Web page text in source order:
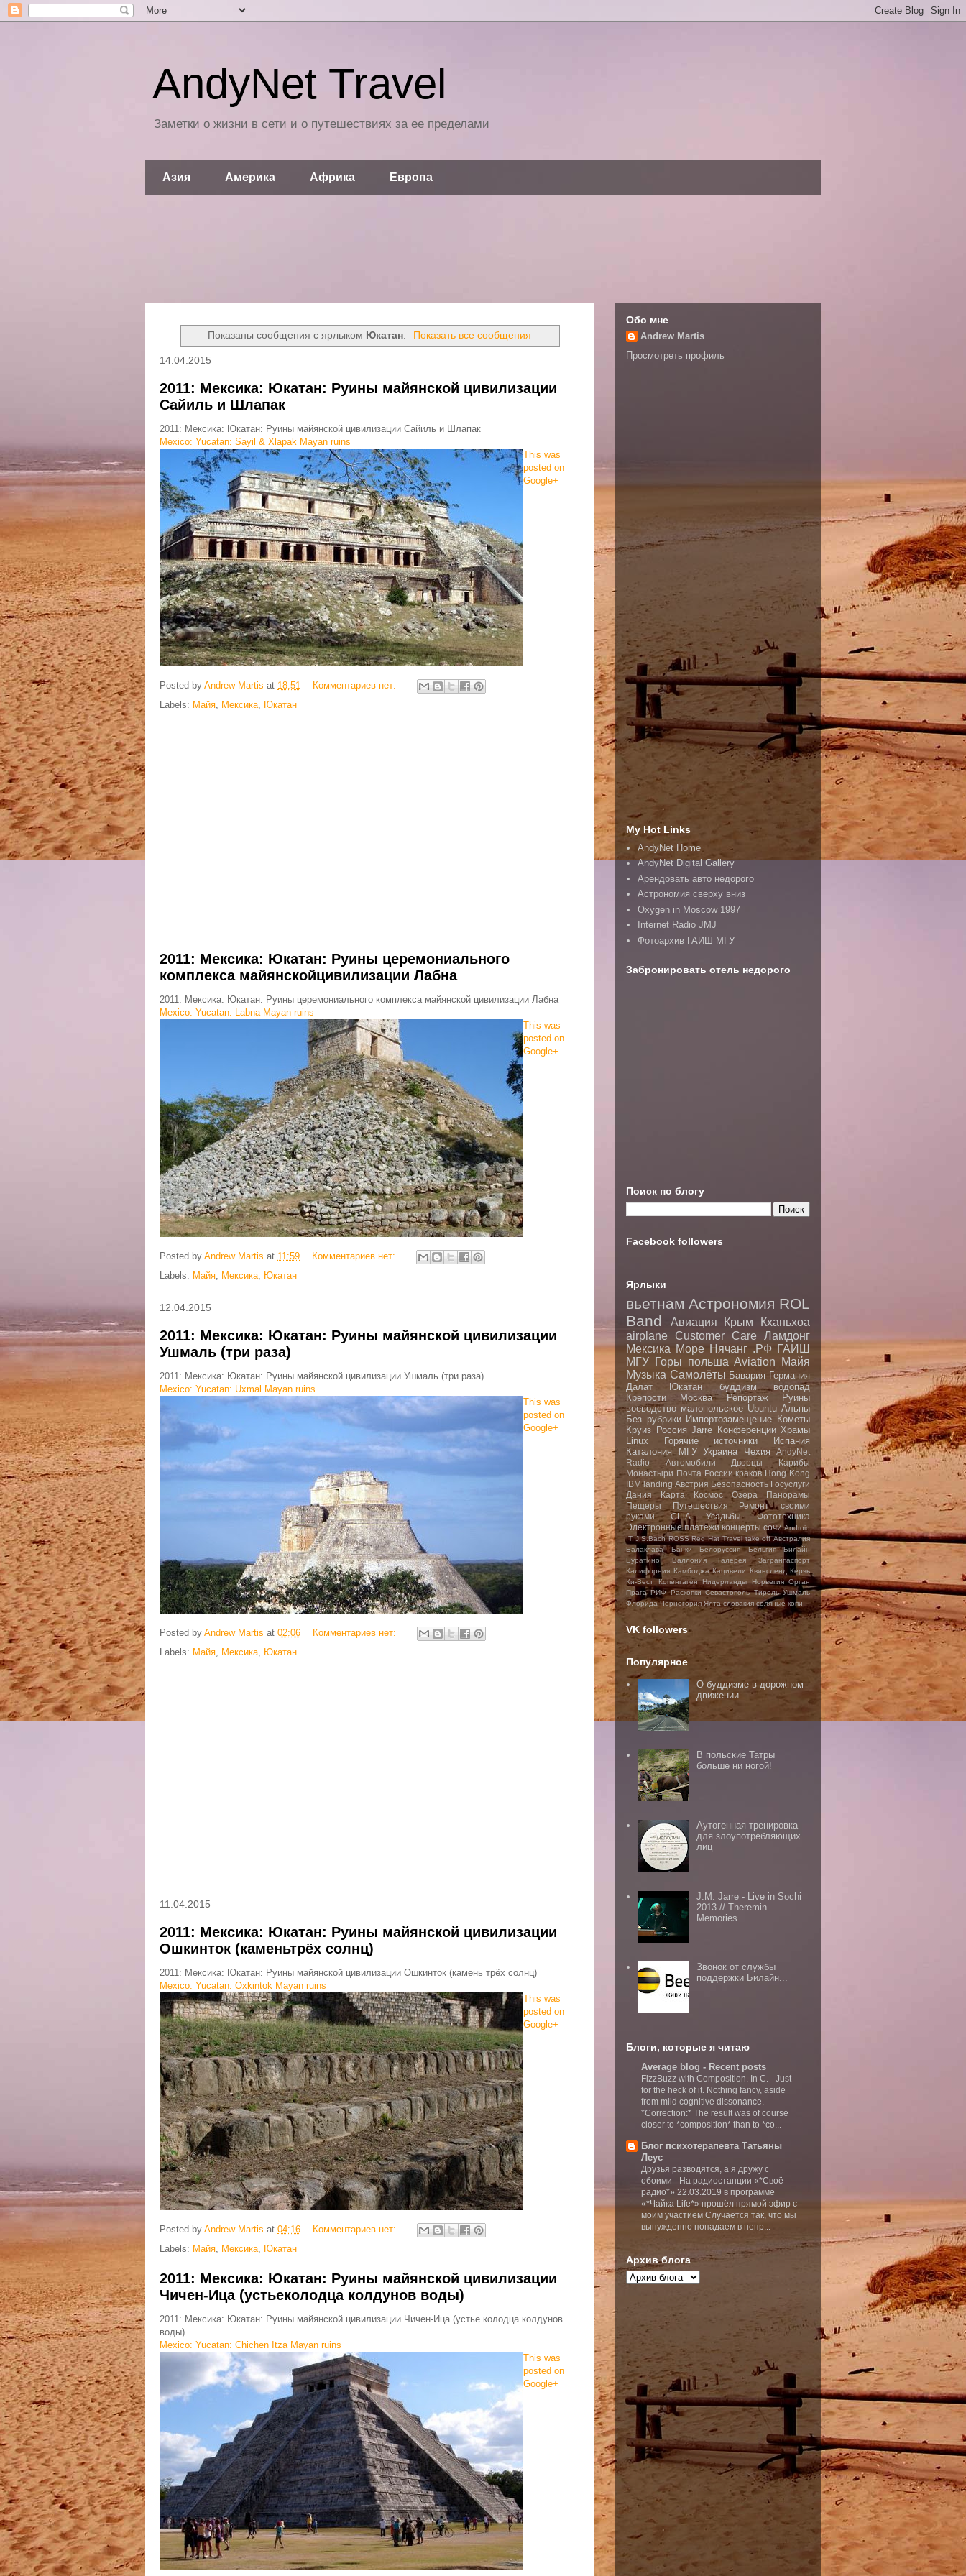
AndyNet Travel
Заметки о жизни в сети и о путешествиях за ее пределами
Азия Америка Африка Европа
Показаны сообщения с ярлыком Юкатан. Показать все сообщения
14.04.2015
2011: Мексика: Юкатан: Руины майянской цивилизации
Сайиль и Шлапак
2011: Мексика: Юкатан: Руины майянской цивилизации Сайиль и Шлапак
Mexico: Yucatan: Sayil & Xlapak Mayan ruins
This was
posted on
Google+
Posted by Andrew Martis at 18:51
Комментариев нет:
Labels: Майя Мексика Юкатан
2011: Мексика: Юкатан: Руины церемониального
комплекса майянскойцивилизации Лабна
2011: Мексика: Юкатан: Руины церемониального комплекса майянской цивилизации Лабна
Mexico: Yucatan: Labna Mayan ruins
This was
posted on
Google+
Posted by Andrew Martis at 11:59
Комментариев нет:
Labels: Майя Мексика Юкатан
12.04.2015
2011: Мексика: Юкатан: Руины майянской цивилизации
Ушмаль (три раза)
2011: Мексика: Юкатан: Руины майянской цивилизации Ушмаль (три раза)
Mexico: Yucatan: Uxmal Mayan ruins
This was
posted on
Google+
Posted by Andrew Martis at 02:06
Комментариев нет:
Labels: Майя Мексика Юкатан
11.04.2015
2011: Мексика: Юкатан: Руины майянской цивилизации
Ошкинток (каменьтрёх солнц)
2011: Мексика: Юкатан: Руины майянской цивилизации Ошкинток (камень трёх солнц)
Mexico: Yucatan: Oxkintok Mayan ruins
This was
posted on
Google+
Posted by Andrew Martis at 04:16
Комментариев нет:
Labels: Майя Мексика Юкатан
2011: Мексика: Юкатан: Руины майянской цивилизации
Чичен-Ица (устьеколодца колдунов воды)
2011: Мексика: Юкатан: Руины майянской цивилизации Чичен-Ица (устье колодца колдунов
воды)
Mexico: Yucatan: Chichen Itza Mayan ruins
This was
posted on
Google+
Обо мне
Andrew Martis
Просмотреть профиль
My Hot Links
AndyNet Home
AndyNet Digital Gallery
Арендовать авто недорого
Астрономия сверху вниз
Oxygen in Moscow 1997
Internet Radio JMJ
Фотоархив ГАИШ МГУ
Забронировать отель недорого
Поиск по блогу
Facebook followers
Ярлыки
вьетнам Астрономия ROL
Band
Авиация Крым
Кханьхоа
airplane
Customer Care Ламдонг
Мексика Море Нячанг .РФ ГАИШ
МГУ Горы польша Aviation
Майя
Музыка Самолёты Бавария Германия
Далат
Юкатан буддизм
водопад
Крепости
Москва Репортаж
Руины
воеводство малопольское Ubuntu Альпы
Без рубрики Импортозамещение Кометы
Круиз Россия Jarre Конференции Храмы
Linux
Горячие источники
Испания
Каталония
МГУ Украина Чехия
AndyNet
Radio
Автомобили Дворцы
Карибы
Монастыри Почта России краков Hong Kong
IBM landing Австрия Безопасность Госуслуги
Дания
Карта Космос Озера
Панорамы
Пещеры
Путешествия
Ремонт своими
руками
США Усадьбы
Фототехника
Электронные платежи концерты сочи Android
IT J.S.Bach ROSS Red Hat Travel take off Австралия
Балаклава
Банки Белоруссия Бельгия
Билайн
Буратино
Валлония Галерея
Загранпаспорт
Калифорния Камбоджа Кацивели Квинсленд Керчь
Ки-Вест Копенгаген Нидерланды Норвегия Орган
Прага РИФ Раскопки Севастополь Тироль Ушмаль
Флорида Черногория Ялта словакия соляные копи
VK followers
Популярное
О буддизме в дорожном
движении
В польские Татры
больше ни ногой!
Аутогенная тренировка
для злоупотребляющих
лиц
J.M. Jarre - Live in Sochi
2013 // Theremin
Memories
Звонок от службы
поддержки Билайн...
Блоги, которые я читаю
Average blog - Recent posts
FizzBuzz with Composition. In C. - Just
for the heck of it. Nothing fancy, aside
from mild cognitive dissonance.
*Correction:* The result was of course
closer to *composition* than to *co...
Блог психотерапевта Татьяны
Леус
Друзья разводятся, а я дружу с
обоими - На радиостанции «*Своё
радио*» 22.03.2019 в программе
«*Чайка Life*» прошёл прямой эфир с
моим участием Случается так, что мы
вынужденно попадаем в непр...
Архив блога